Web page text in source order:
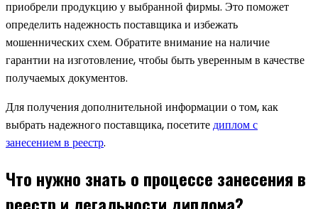
приобрели продукцию у выбранной фирмы. Это поможет
определить надежность поставщика и избежать
мошеннических схем. Обратите внимание на наличие
гарантии на изготовление, чтобы быть уверенным в качестве
получаемых документов.
Для получения дополнительной информации о том, как
выбрать надежного поставщика, посетитедиплом с
занесением в реестр.
Что нужно знать о процессе занесения в
реестр и легальности диплома?